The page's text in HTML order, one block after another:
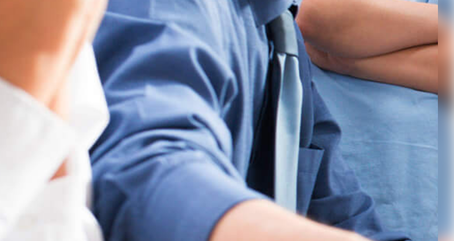
Faschingsferien 2026
Osterferien 2026
Pfingstferien 2026
Sommerferien 2026